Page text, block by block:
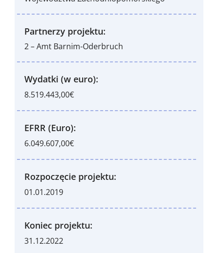
Partnerzy projektu:
2 – Amt Barnim-Oderbruch
Wydatki (w euro):
8.519.443,00€
EFRR (Euro):
6.049.607,00€
Rozpoczęcie projektu:
01.01.2019
Koniec projektu:
31.12.2022